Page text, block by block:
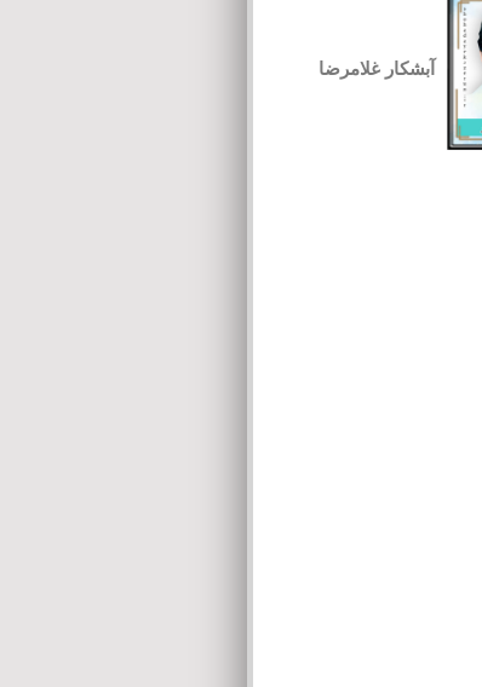
آبشکار غلامرضا